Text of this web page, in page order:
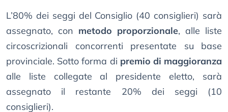
L’80% dei seggi del Consiglio (40 consiglieri) sarà
assegnato, con metodo proporzionale, alle liste
circoscrizionali concorrenti presentate su base
provinciale. Sotto forma di premio di maggioranza
alle liste collegate al presidente eletto, sarà
assegnato il restante 20% dei seggi (10
consiglieri).